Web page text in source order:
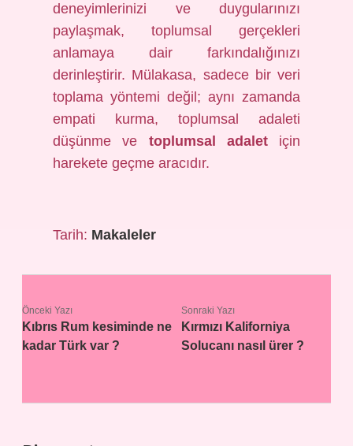
deneyimlerinizi ve duygularınızı
paylaşmak, toplumsal gerçekleri
anlamaya dair farkındalığınızı
derinleştirir. Mülakasa, sadece bir veri
toplama yöntemi değil; aynı zamanda
empati kurma, toplumsal adaleti
düşünme ve toplumsal adaletiçin
harekete geçme aracıdır.
Tarih: Makaleler
Önceki Yazı
Kıbrıs Rum kesiminde ne
kadar Türk var ?
Sonraki Yazı
Kırmızı Kaliforniya
Solucanı nasıl ürer ?